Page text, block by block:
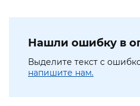
Нашли ошибку в
Выделите текст с
напишите нам.